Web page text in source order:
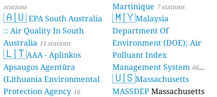
stations
🇦🇺EPA South Australia
:: Air Quality In South
Australia 11 stations
🇱🇹AAA - Aplinkos
Apsaugos Agentūra
(Lithuania Environmental
Protection Agency 16
Martinique 7 stations
🇲🇾Malaysia
Department Of
Environment (DOE); Air
Polluant Index
Management System 66
stations
🇺🇸Massachusetts
MASSDEP Massachusetts